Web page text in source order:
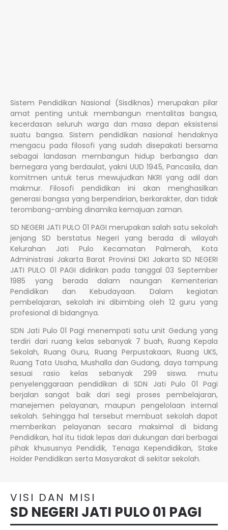
Sistem Pendidikan Nasional (Sisdiknas) merupakan pilar
amat penting untuk membangun mentalitas bangsa,
kecerdasan seluruh warga dan masa depan eksistensi
suatu bangsa. Sistem pendidikan nasional hendaknya
mengacu pada filosofi yang sudah disepakati bersama
sebagai landasan membangun hidup berbangsa dan
bernegara yang berdaulat, yakni UUD 1945, Pancasila, dan
komitmen untuk terus mewujudkan NKRI yang adil dan
makmur. Filosofi pendidikan ini akan menghasilkan
generasi bangsa yang berpendirian, berkarakter, dan tidak
terombang-ambing dinamika kemajuan zaman.
SD NEGERI JATI PULO 01 PAGI merupakan salah satu sekolah
jenjang SD berstatus Negeri yang berada di wilayah
Kelurahan Jati Pulo Kecamatan Palmerah, Kota
Administrasi Jakarta Barat Provinsi DKI Jakarta SD NEGERI
JATI PULO 01 PAGI didirikan pada tanggal 03 September
1985 yang berada dalam naungan Kementerian
Pendidikan dan Kebudayaan. Dalam kegiatan
pembelajaran, sekolah ini dibimbing oleh 12 guru yang
profesional di bidangnya.
SDN Jati Pulo 01 Pagi menempati satu unit Gedung yang
terdiri dari ruang kelas sebanyak 7 buah, Ruang Kepala
Sekolah, Ruang Guru, Ruang Perpustakaan, Ruang UKS,
Ruang Tata Usaha, Mushalla dan Gudang, daya tampung
sesuai rasio kelas sebanyak 299 siswa. mutu
penyelenggaraan pendidikan di SDN Jati Pulo 01 Pagi
berjalan sangat baik dari segi proses pembelajaran,
manejemen pelayanan, maupun pengelolaan internal
sekolah. Sehingga hal tersebut membuat sekolah dapat
memberikan pelayanan secara maksimal di bidang
Pendidikan, hal itu tidak lepas dari dukungan dari berbagai
pihak khususnya Pendidik, Tenaga Kependidikan, Stake
Holder Pendidikan serta Masyarakat di sekitar sekolah.
VISI DAN MISI
SD NEGERI JATI PULO 01 PAGI